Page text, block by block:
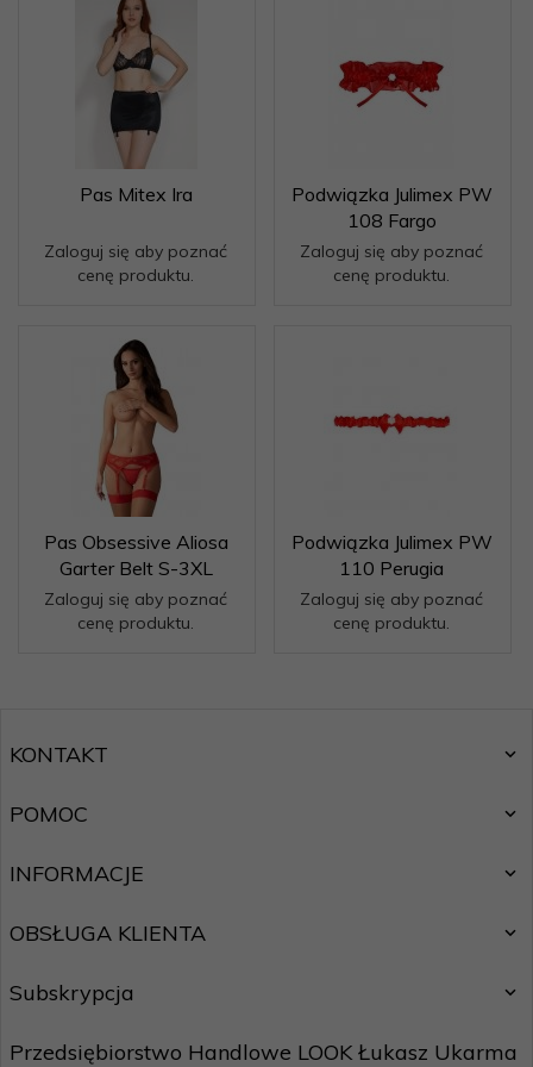
Pas Mitex Ira
Zaloguj się aby poznać
cenę produktu.
Podwiązka Julimex PW
108 Fargo
Zaloguj się aby poznać
cenę produktu.
Pas Obsessive Aliosa
Garter Belt S-3XL
Zaloguj się aby poznać
cenę produktu.
Podwiązka Julimex PW
110 Perugia
Zaloguj się aby poznać
cenę produktu.
KONTAKT
POMOC
INFORMACJE
OBSŁUGA KLIENTA
Subskrypcja
Przedsiębiorstwo Handlowe LOOK Łukasz Ukarma